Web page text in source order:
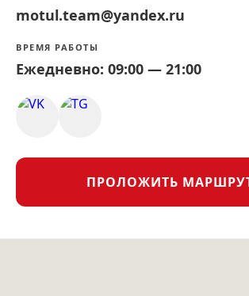
motul.team@yandex.ru
ВРЕМЯ РАБОТЫ
Ежедневно: 09:00 — 21:00
ПРОЛОЖИТЬ